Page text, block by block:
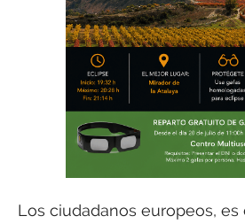
Los ciudadanos europeos, es